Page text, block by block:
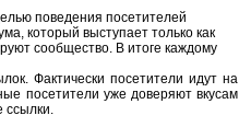
поведения посетителей
который выступает только как
сообщество. В итоге каждому
Фактически посетители идут на
посетители уже доверяют вкусам
ссылки.